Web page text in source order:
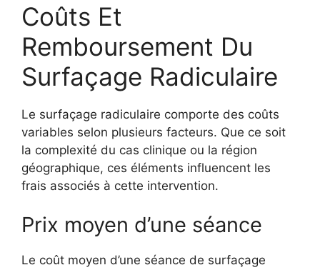
Coûts Et
Remboursement Du
Surfaçage Radiculaire
Le surfaçage radiculaire comporte des coûts
variables selon plusieurs facteurs. Que ce soit
la complexité du cas clinique ou la région
géographique, ces éléments influencent les
frais associés à cette intervention.
Prix moyen d’une séance
Le coût moyen d’une séance de surfaçage